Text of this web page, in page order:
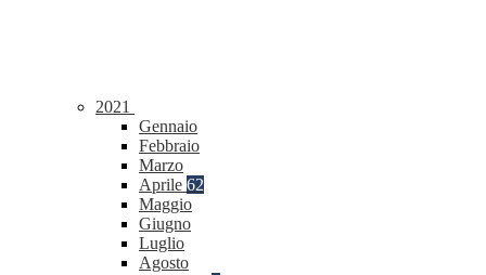
2021
Gennaio
Febbraio
Marzo
Aprile 62
Maggio
Giugno
Luglio
Agosto